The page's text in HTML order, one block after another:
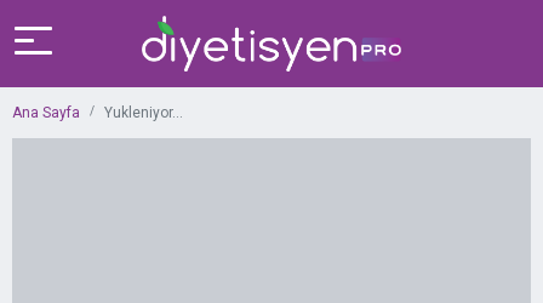
Ana Sayfa Yukleniyor...